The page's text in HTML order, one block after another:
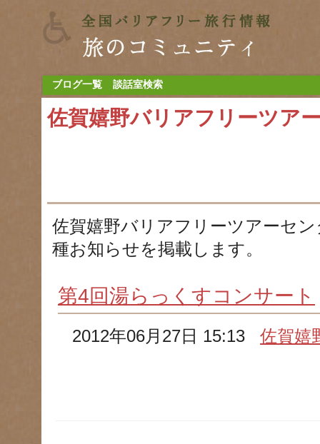
ブログ一覧 談話室検索
佐賀嬉野バリアフリーツア
佐賀嬉野バリアフリーツアーセ
種お知らせを掲載します。
第4回湯らっくすコンサート
2012年06月27日 15:13佐賀嬉